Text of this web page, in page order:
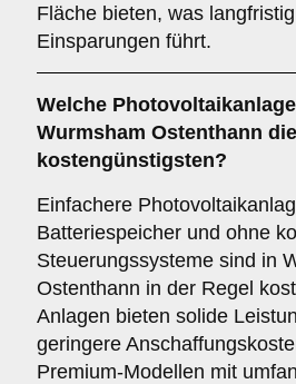
Fläche bieten, was
Einsparungen führt.
Welche
Wurmsham Ostenthann die
kostengünstigsten?
Einfachere
Batteriespeicher und ohne
Steuerungssysteme sind in
Ostenthann in der Regel
Anlagen bieten solide
geringere
Premium-Modellen mit